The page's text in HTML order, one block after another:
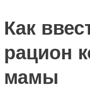
Как
рацион
мамы